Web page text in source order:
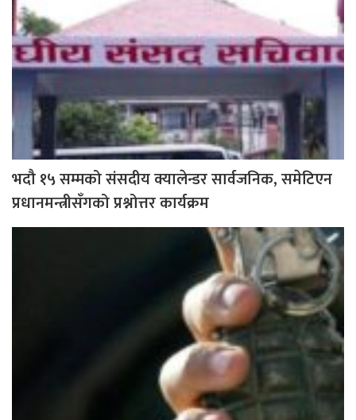
भदौ १५ सम्मको संसदीय क्यालेन्डर सार्वजनिक, समेटिएन
प्रधानमन्त्रीसँगको प्रश्नोत्तर कार्यक्रम